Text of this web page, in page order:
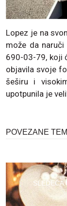
Lopez je na
može da
690-03-79, koji
objavila svoje
šeširu i
upotpunila je
POVEZANE
SLEDEĆA